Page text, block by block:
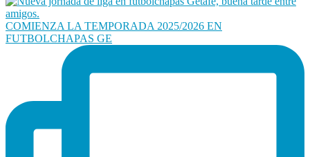
COMIENZA LA TEMPORADA 2025/2026 EN
FUTBOLCHAPAS GE